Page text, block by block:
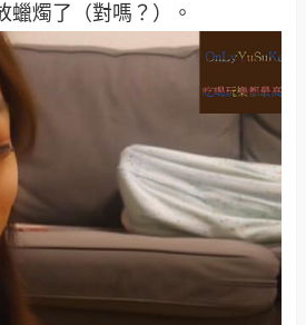
蠟燭了（對嗎？）。